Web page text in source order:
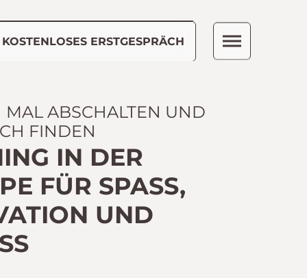
KOSTENLOSES ERSTGESPRÄCH
IN DER
FÜR SPASS, M
UND F
MAL ABSCHALTEN UND
FINDEN